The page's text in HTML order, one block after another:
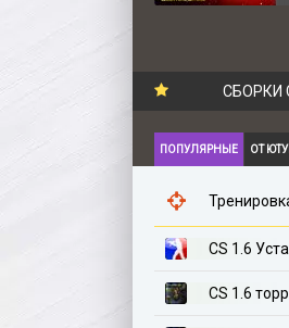
СБОРКИ
ПОПУЛЯРНЫЕ ОТ
CS 1.6
CS 1.6